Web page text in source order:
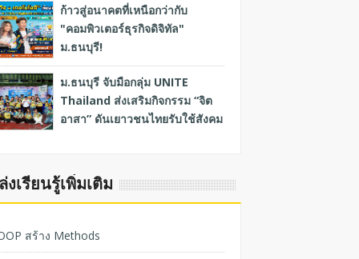
ก้าวสู่อนาคตที่เหนือกว่ากับ
"คอมพิวเตอร์ธุรกิจดิจิทัล"
ม.ธนบุรี!
ม.ธนบุรี จับมือกลุ่ม UNITE
Thailand ส่งเสริมกิจกรรม “จิต
อาสา” ดันเยาวชนไทยรับใช้สังคม
งเรียนรู้เพิ่มเติม
สร้าง Methods